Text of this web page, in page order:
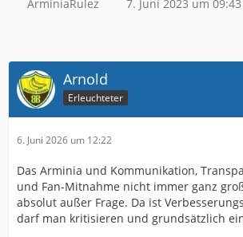
ArminiaRulez 7. Juni 2023 um 09:43
Arnold
Erleuchteter
6. Juni 2026 um 12:22
Das Arminia und Kommunikation,
und Fan-Mitnahme nicht immer ganz
absolut außer Frage. Da ist
darf man kritisieren und grundsätzlich